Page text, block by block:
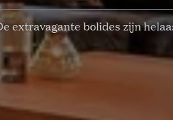
extravagante bolides zijn